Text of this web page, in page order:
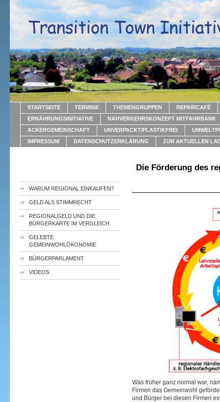
STARTSEITE TERMINE THEMENGRUPPEN
REPAIRCAFÉ
ERNÄHRUNGSINITIATIVE
NAHVERKEHRSKONZEPT MITFAHRBANK
ACKERGEMEINSCHAFT
UNVERPACKT/PLASTIKFREI
IMPRESSUM
DATENSCHUTZERKLÄRUNG ZUR AKTUELLEN
WARUM REGIONAL EINKAUFEN?
GELD ALS STIMMRECHT
REGIONALGELD UND DIE
BÜRGERKARTE IM VERGLEICH
GELEBTE
GEMEINWOHLÖKONOMIE
BÜRGERPARLAMENT
VIDEOS
Die Förderung des
Was früher ganz normal war,
Firmen das Gemeinwohl
und Bürger bei diesen Firmen